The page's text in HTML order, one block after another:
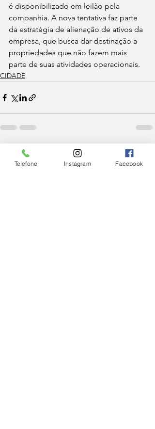
é disponibilizado em leilão pela
companhia. A nova tentativa faz parte
da estratégia de alienação de ativos da
empresa, que busca dar destinação a
propriedades que não fazem mais
parte de suas atividades operacionais.
CIDADE
Posts Relacionados Ver tudo
Telefone Instagram Facebook